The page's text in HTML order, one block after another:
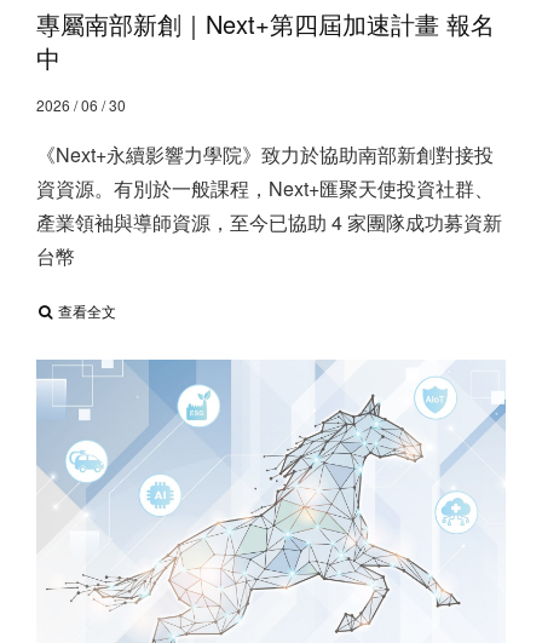
專屬南部新創｜Next+第四屆加速計畫 報名
中
2026 / 06 / 30
《Next+永續影響力學院》致力於協助南部新創對接投
資資源。有別於一般課程，Next+匯聚天使投資社群、
產業領袖與導師資源，至今已協助 4 家團隊成功募資新
台幣
查看全文